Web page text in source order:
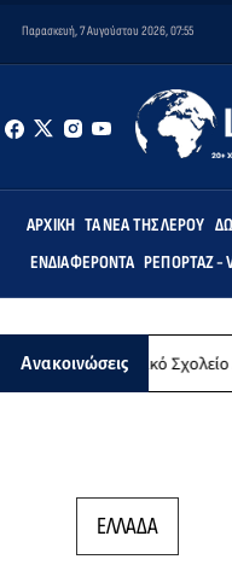
Παρασκευή, 7 Αυγούστου 2026, 07:55
ΑΡΧΙΚΉ ΤΑ ΝΈΑ ΤΗΣ ΛΈΡΟΥ
ΕΝΔΙΑΦΈΡΟΝΤΑ ΡΕΠΟΡΤΆΖ -
Ανακοινώσεις
στο Δημοτικό Σχολείο
ΕΛΛΑΔΑ